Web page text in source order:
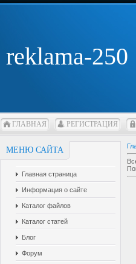
reklama-250
ГЛАВНАЯ РЕГИСТРАЦИЯ
МЕНЮ САЙТА
Главная страница
Информация о сайте
Каталог файлов
Каталог статей
Блог
Форум